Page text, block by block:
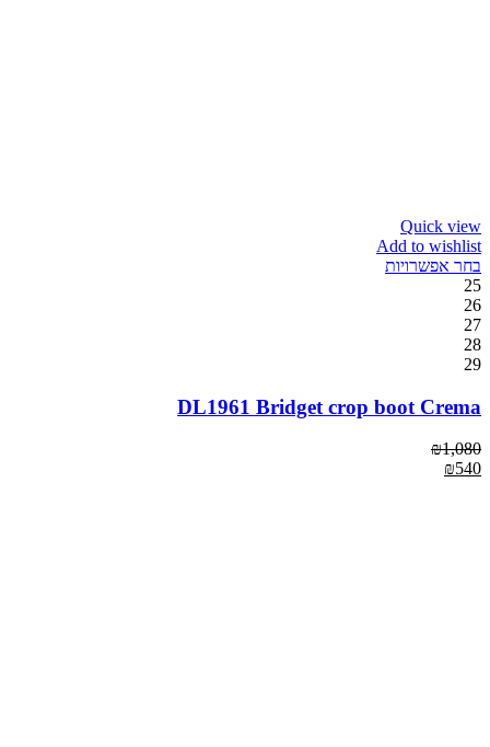
Quick view
Add to wishlist
בחר אפשרויות
25
26
27
28
29
DL1961 Bridget crop boot Crema
₪1,080
₪540